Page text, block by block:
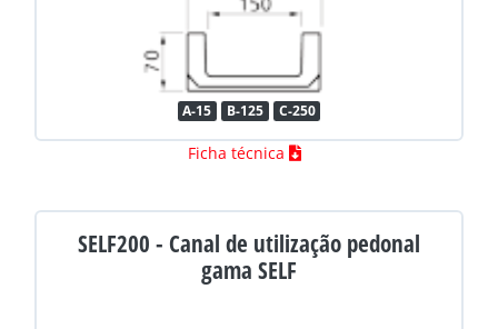
A-15 B-125 C-250
Ficha técnica
SELF200 - Canal de utilização pedonal
gama SELF